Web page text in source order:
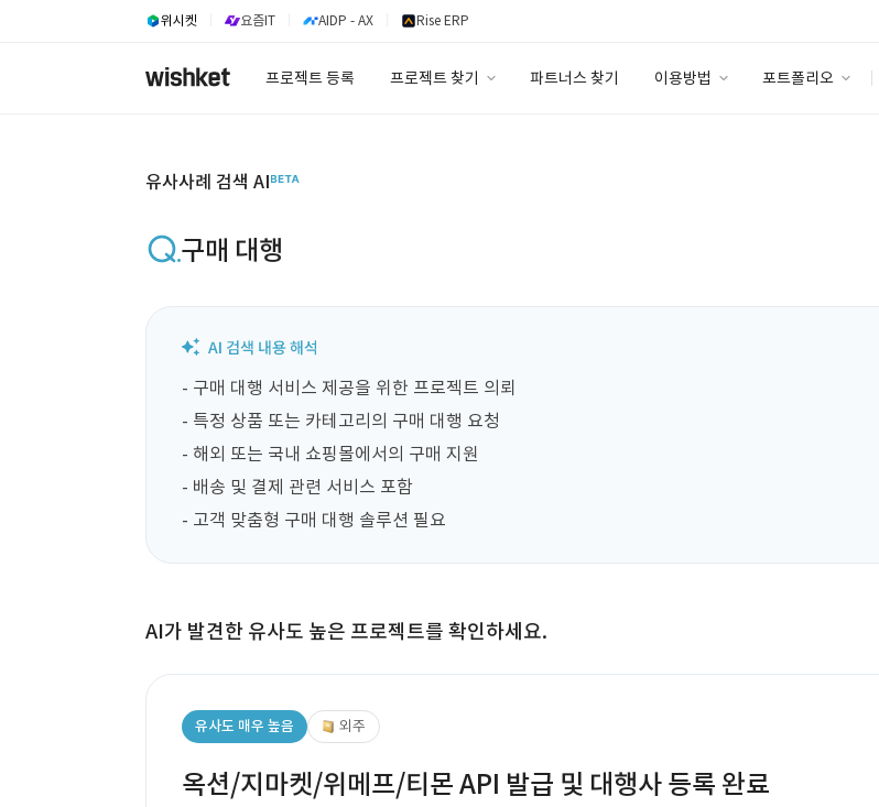
위시켓 요즘IT AIDP - AX Rise ERP
프로젝트 등록 프로젝트 찾기 파트너스 찾기 이용방법 포트폴리오
유사사례 검색 AI
구매 대행
- 구매 대행 서비스 제공을 위한 프로젝트 의뢰
- 특정 상품 또는 카테고리의 구매 대행 요청
- 해외 또는 국내 쇼핑몰에서의 구매 지원
- 배송 및 결제 관련 서비스 포함
- 고객 맞춤형 구매 대행 솔루션 필요
AI가 발견한 유사도 높은 프로젝트를 확인하세요.
유사도 매우 높음 외주
옥션/지마켓/위메프/티몬 API 발급 및 대행사 등록 완료